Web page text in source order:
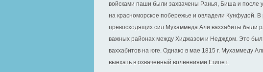
войсками паши были захвачены Ранья, Биша и после
на красноморское побережье и овладели Кунфудой.
превосходящих сил Мухаммеда Али ваххабиты были
важных районах между Хиджазом и Недждом. Это был
ваххабитов на юге. Однако в мае 1815 г. Мухаммеду
выехать в охваченный волнениями Египет.